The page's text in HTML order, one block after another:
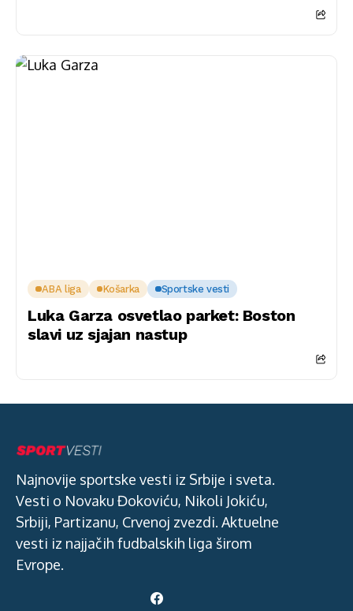
ABA liga Košarka Sportske vesti
Luka Garza osvetlao parket: Boston
slavi uz sjajan nastup
Najnovije sportske vesti iz Srbije i sveta.
Vesti o Novaku Đokoviću, Nikoli Jokiću,
Srbiji, Partizanu, Crvenoj zvezdi. Aktuelne
vesti iz najjačih fudbalskih liga širom
Evrope.